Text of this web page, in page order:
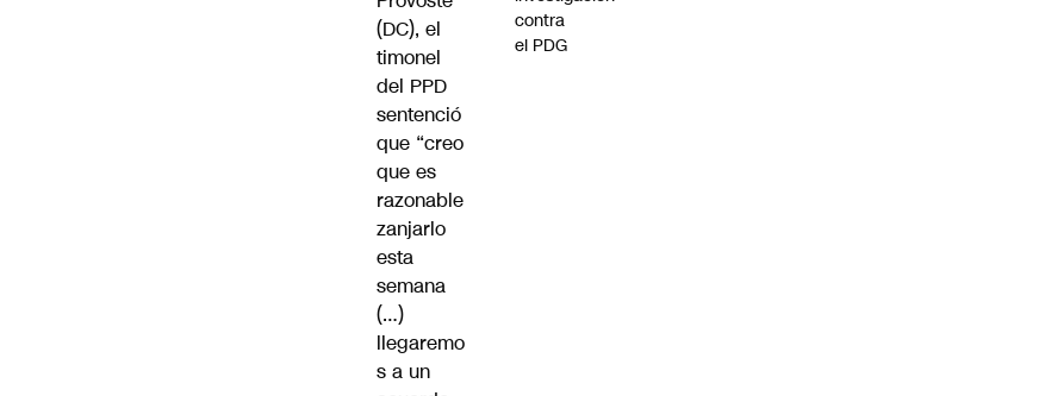
(DC), el
timonel
del PPD
sentenció
que “creo
que es
razonable
zanjarlo
esta
semana
(…)
llegaremo
s a un
contra
el PDG